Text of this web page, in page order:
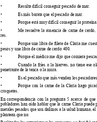
• Resulta difícil conseguir pescado de mar.
•
Es más barata que el pescado de mar.
•
Porque está muy difícil conseguir la proteína.
•
Me resuelve la ausencia de carne de
res.
• Porque una libra de lete de Claria me
pesos y una libra de carne de cerdo 400.
•
Porque el médico me dijo que comiera
•
Cuando la fríes o la hierves, no tiene ese
penetrante de la tenca o la mura.
•
Es el pescado que más venden los
•
Porque con la carne de la Claria hago
croquetas.
En correspondencia con la pregunta 5 acerca de
pobladores han oído hablar que la carne Claria puede
metales pesados que son dañinos a la salud humana,
plantean que no.